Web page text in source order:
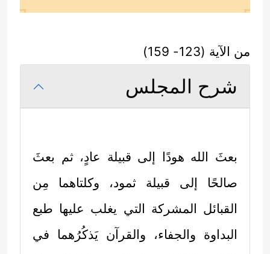
من الآية (123- 159)
شرح المجلس
بعثَ الله هودًا إلى قبيلة عادٍ، ثم بعثَ
صالحًا إلى قبيلة ثمود، وكلتاهما مِن
القبائل المشركة التي يغلب عليها طبع
البداوة والجفاء، والقرآن يَذكُرُهما في